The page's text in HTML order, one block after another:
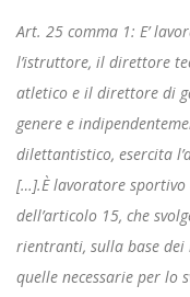
Art. 25 comma 1: E’
l’istruttore, il direttore
atletico e il direttore di
genere e
dilettantistico, esercita
[…].È lavoratore sportivo
dell’articolo 15, che
rientranti, sulla base
quelle necessarie per lo